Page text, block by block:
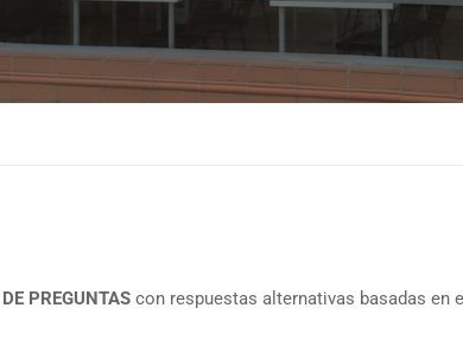
PREGUNTAS con respuestas alternativas basadas en